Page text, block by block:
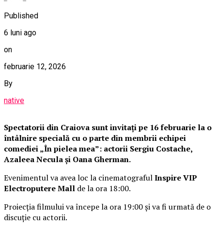
Published
6 luni ago
on
februarie 12, 2026
By
native
Spectatorii din Craiova sunt invitați pe 16 februarie la o
întâlnire specială cu o parte din membrii echipei
comediei „În pielea mea”: actorii Sergiu Costache,
Azaleea Necula și Oana Gherman.
Evenimentul va avea loc la cinematografulInspire VIP
Electroputere Mall de la ora 18:00.
Proiecția filmului va începe la ora 19:00 și va fi urmată de o
discuție cu actorii.